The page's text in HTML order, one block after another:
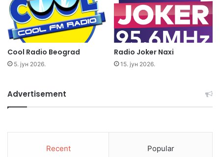
Cool Radio Beograd
5. јун 2026.
Radio Joker Naxi
15. јун 2026.
Advertisement
Recent Popular